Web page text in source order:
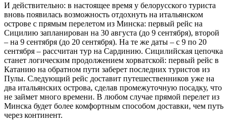
И действительно: в настоящее время у белорусского туриста
вновь появилась возможность отдохнуть на итальянском
острове с прямым перелетом из Минска: первый рейс на
Сицилию запланирован на 30 августа (до 9 сентября), второй
– на 9 сентября (до 20 сентября). На те же даты – с 9 по 20
сентября – рассчитан тур на Сардинию. Сицилийская цепочка
станет логическим продолжением хорватской: первый рейс в
Катанию на обратном пути заберет последних туристов из
Пулы. Следующий рейс доставит путешественников уже на
два итальянских острова, сделав промежуточную посадку, что
не займет много времени. В любом случае прямой перелет из
Минска будет более комфортным способом доставки, чем путь
через континент.